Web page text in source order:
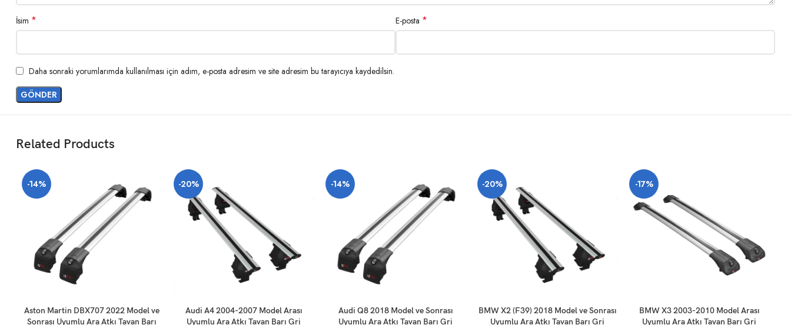
İsim * E-posta *
Daha sonraki yorumlarımda kullanılması için adım, e-posta adresim ve site adresim bu tarayıcıya kaydedilsin.
Related Products
-14%
SEPETE EKLE
Aston Martin DBX707 2022 Model ve
Sonrası Uyumlu Ara Atkı Tavan Barı
-20%
SEPETE EKLE
Audi A4 2004-2007 Model Arası
Uyumlu Ara Atkı Tavan Barı Gri
-14%
SEPETE EKLE
Audi Q8 2018 Model ve Sonrası
Uyumlu Ara Atkı Tavan Barı Gri
-20%
SEPETE EKLE
BMW X2 (F39) 2018 Model ve Sonrası
Uyumlu Ara Atkı Tavan Barı Gri
-17%
SEPETE EKLE
BMW X3 2003-2010 Model Arası
Uyumlu Ara Atkı Tavan Barı Gri